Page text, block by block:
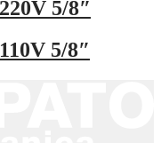
5/8″
5/8″